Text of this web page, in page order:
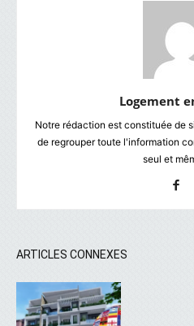
Logement
Notre rédaction est constituée de
de regrouper toute l'information
seul et
ARTICLES CONNEXES